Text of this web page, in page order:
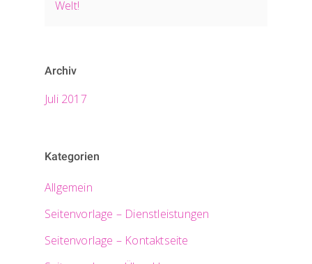
Welt!
Archiv
Juli 2017
Kategorien
Allgemein
Seitenvorlage – Dienstleistungen
Seitenvorlage – Kontaktseite